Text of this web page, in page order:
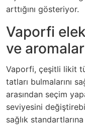
arttığını gösteriyor.
Vaporfi
ve aromalar
Vaporfi, çeşitli likit
tatları bulmalarını
arasından seçim
seviyesini
sağlık